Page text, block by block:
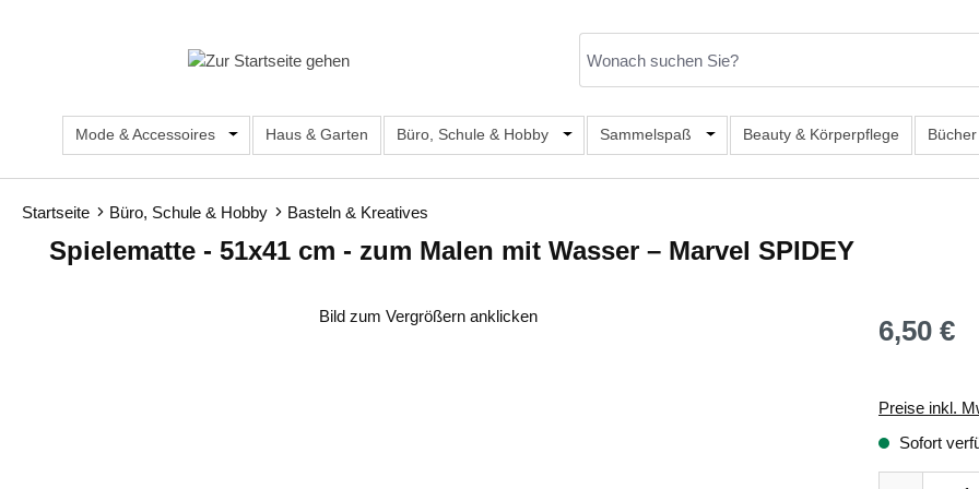
Mode & Accessoires Öffne oder Schließe das Dropdown der Kategorie Mode & Accessoires
Haus & Garten Büro, Schule & Hobby Öffne oder Schließe das Dropdown der Kategorie Büro,
Sammelspaß Öffne oder Schließe das Dropdown
Beauty & Körperpflege
Startseite Büro, Schule & Hobby Basteln & Kreatives
Spielematte - 51x41 cm - zum Malen mit Wasser – Marvel SPIDEY
Bild zum Vergrößern anklicken
Regulärer
6,50 €
Preise inkl.
Sofort
Produkt